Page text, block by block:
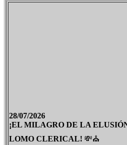
28/07/2026
¡EL MILAGRO DE LA
LOMO CLERICAL! 💸⛪